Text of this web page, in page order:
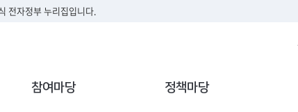
전자정부 누리집입니다.
참여마당 정책마당